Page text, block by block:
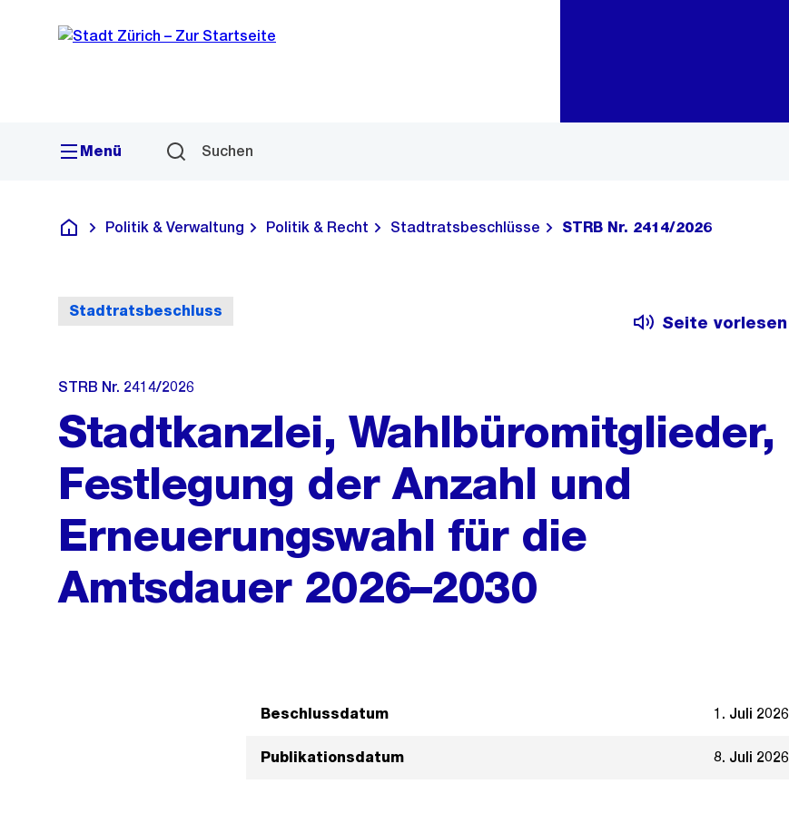
Navigation
Sprunglink
Menü Suchen
Deutsch
Politik & Verwaltung Politik & Recht Stadtratsbeschlüsse STRB Nr. 2414/2026
Stadtratsbeschluss
Seite vorlesen
STRB Nr. 2414/2026
Stadtkanzlei, Wahlbüromitglieder,
Festlegung der Anzahl und
Erneuerungswahl für die
Amtsdauer 2026–2030
Beschlussdatum 1. Juli 2026
Publikationsdatum 8. Juli 2026